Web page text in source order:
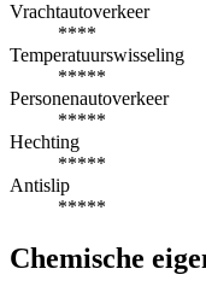
Vrachtautoverkeer
****
Temperatuurswisseling
*****
Personenautoverkeer
*****
Hechting
*****
Antislip
*****
Chemische